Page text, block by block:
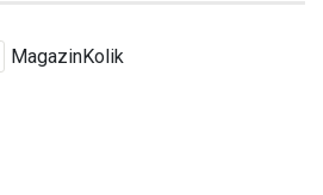
MagazinKolik